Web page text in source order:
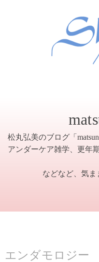
松丸弘美のブログ「
アンダーケア雑学、更年
などなど、気ま
エンダモロジー